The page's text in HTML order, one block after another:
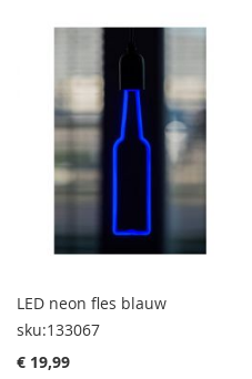
LED neon fles blauw
sku:133067
€ 19,99